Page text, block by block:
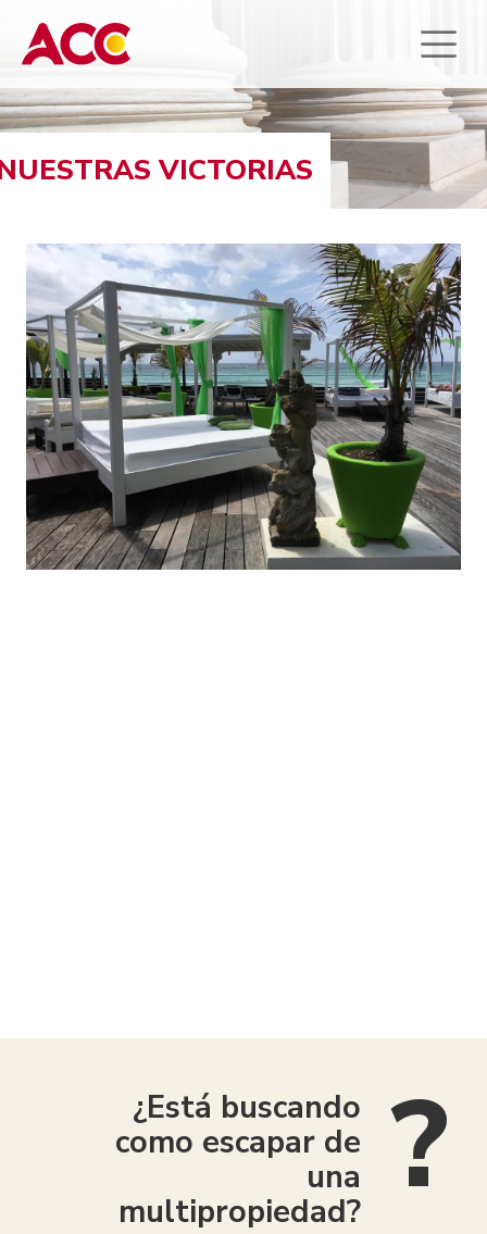
VICTORIAS
¿Está buscando
como escapar de
una
multipropiedad?